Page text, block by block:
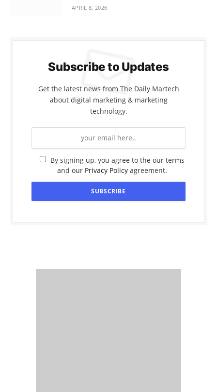
APRIL 8, 2026
Subscribe to Updates
Get the latest news from The Daily Martech
about digital marketing & marketing
technology.
By signing up, you agree to the our terms
and our Privacy Policyagreement.